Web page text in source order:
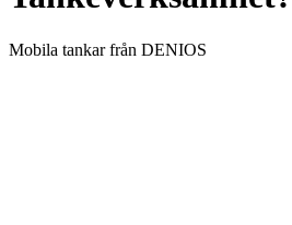
Mobila tankar från DENIOS